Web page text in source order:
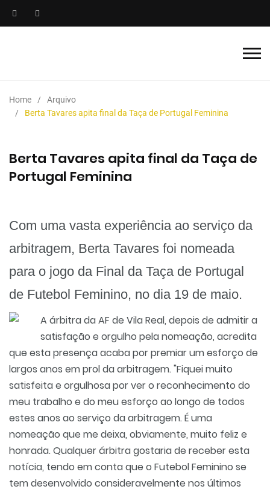
Home
Arquivo
Berta Tavares apita final da Taça de Portugal Feminina
Berta Tavares apita final da Taça de
Portugal Feminina
Com uma vasta experiência ao serviço da
arbitragem, Berta Tavares foi nomeada
para o jogo da Final da Taça de Portugal
de Futebol Feminino, no dia 19 de maio.
A árbitra da AF de Vila Real, depois de admitir a
satisfação e orgulho pela nomeação, acredita
que esta presença acaba por premiar um esforço de
largos anos em prol da arbitragem. "Fiquei muito
satisfeita e orgulhosa por ver o reconhecimento do
meu trabalho e do meu esforço ao longo de todos
estes anos ao serviço da arbitragem. É uma
nomeação que me deixa, obviamente, muito feliz e
honrada. Qualquer árbitra gostaria de receber esta
notícia, tendo em conta que o Futebol Feminino se
tem desenvolvido consideravelmente nos últimos